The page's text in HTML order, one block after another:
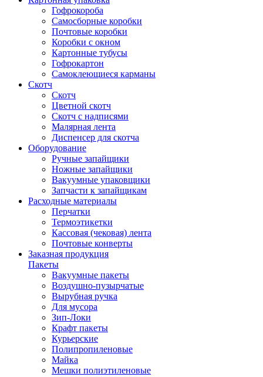
Гофрокороба
Самосборные коробки
Почтовые коробки
Коробки с окном
Картонные тубусы
Гофрокартон
Самоклеющиеся карманы
Скотч
Скотч
Цветной скотч
Скотч с надписями
Малярная лента
Диспенсер для скотча
Оборудование
Ручные запайщики
Ножные запайщики
Вакуумные упаковщики
Запчасти к запайщикам
Расходные материалы
Перчатки
Термоэтикетки
Кассовая (чековая) лента
Почтовые конверты
Заказная продукция
Пакеты
Вакуумные пакеты
Воздушно-пузырчатые
Вырубная ручка
Для мусора
Зип-Локи
Крафт пакеты
Курьерские
Полипропиленовые
Майка
Мешки полиэтиленовые